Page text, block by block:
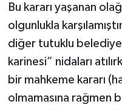
Bu kararı yaşanan
olgunlukla
diğer tutuklu belediye
karinesi” nidaları
bir mahkeme kararı
olmamasına rağmen